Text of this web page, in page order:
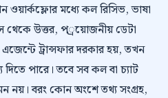
মধ্যে কল রিসিভ, ভাষা
থেকে উত্তর, প্রয়োজনীয় ডেটা
ট্রান্সফার দরকার হয়, তখন
পারে। তবে সব কল বা চ্যাট
নয়। বরং কোন অংশে তথ্য সংগ্রহ,